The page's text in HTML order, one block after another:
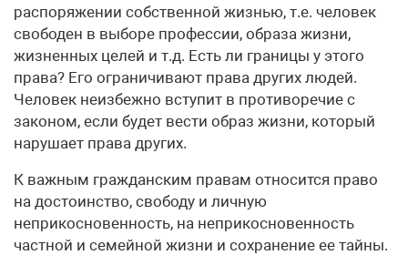
распоряжении собственной жизнью, т.е. человек
свободен в выборе профессии, образа жизни,
жизненных целей и т.д. Есть ли границы у этого
права? Его ограничивают права других людей.
Человек неизбежно вступит в противоречие с
законом, если будет вести образ жизни, который
нарушает права других.
К важным гражданским правам относится право
на достоинство, свободу и личную
неприкосновенность, на неприкосновенность
частной и семейной жизни и сохранение ее тайны.